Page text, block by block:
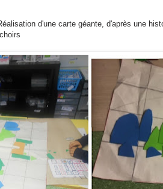
d'une carte géante, d'après une